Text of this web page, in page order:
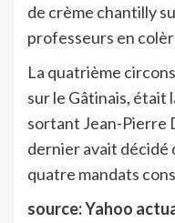
de crème chantilly
professeurs en
La quatrième
sur le Gâtinais, était
sortant Jean-Pierre
dernier avait décidé
quatre mandats
source: Yahoo